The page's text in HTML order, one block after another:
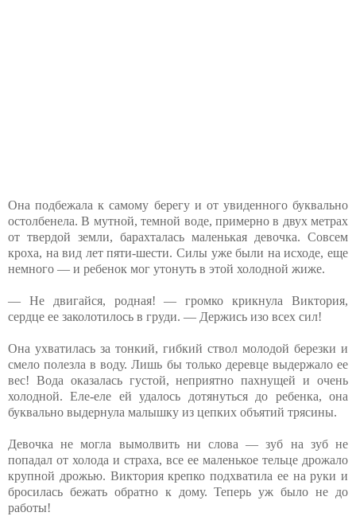
Она подбежала к самому берегу и от увиденного буквально
остолбенела. В мутной, темной воде, примерно в двух метрах
от твердой земли, барахталась маленькая девочка. Совсем
кроха, на вид лет пяти-шести. Силы уже были на исходе, еще
немного — и ребенок мог утонуть в этой холодной жиже.
— Не двигайся, родная! — громко крикнула Виктория,
сердце ее заколотилось в груди. — Держись изо всех сил!
Она ухватилась за тонкий, гибкий ствол молодой березки и
смело полезла в воду. Лишь бы только деревце выдержало ее
вес! Вода оказалась густой, неприятно пахнущей и очень
холодной. Еле-еле ей удалось дотянуться до ребенка, она
буквально выдернула малышку из цепких объятий трясины.
Девочка не могла вымолвить ни слова — зуб на зуб не
попадал от холода и страха, все ее маленькое тельце дрожало
крупной дрожью. Виктория крепко подхватила ее на руки и
бросилась бежать обратно к дому. Теперь уж было не до
работы!